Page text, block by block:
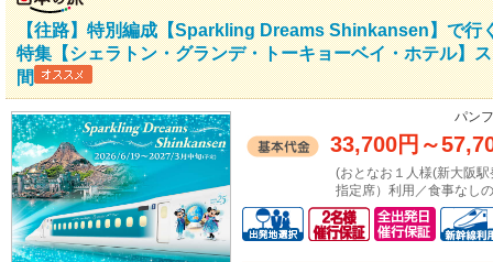
【往路】特別編成【Sparkling Dreams Shinkansen】で行
特集【シェラトン・グランデ・トーキョーベイ・ホテル】
間
パン
33,700円 ～
(おとなお１人様(新大阪
指定席）利用／食事なし